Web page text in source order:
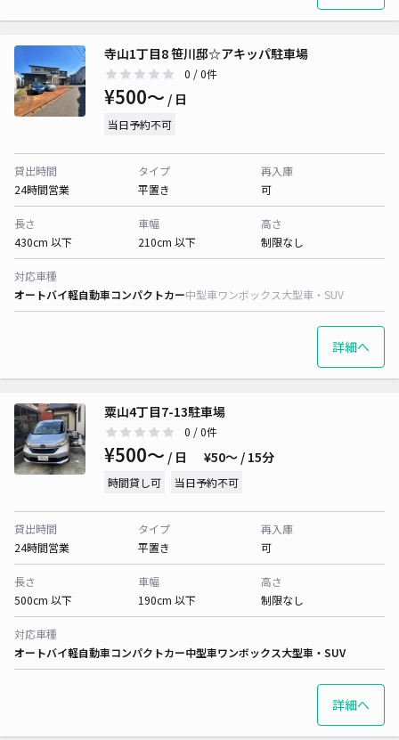
寺山1丁目8 笹川邸☆アキッパ駐車場
0 / 0件
¥500〜 / 日
当日予約不可
貸出時間
24時間営業
タイプ
平置き
再入庫
可
長さ
430cm 以下
車幅
210cm 以下
高さ
制限なし
対応車種
オートバイ軽自動車コンパクトカー中型車ワンボックス大型車・SUV
詳細へ
粟山4丁目7-13駐車場
0 / 0件
¥500〜 / 日 ¥50〜 / 15分
時間貸し可 当日予約不可
貸出時間
24時間営業
タイプ
平置き
再入庫
可
長さ
500cm 以下
車幅
190cm 以下
高さ
制限なし
対応車種
オートバイ軽自動車コンパクトカー中型車ワンボックス大型車・SUV
詳細へ